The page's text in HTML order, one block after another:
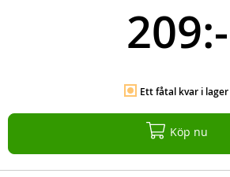
209:-
Ett fåtal kvar i lager
Köp nu